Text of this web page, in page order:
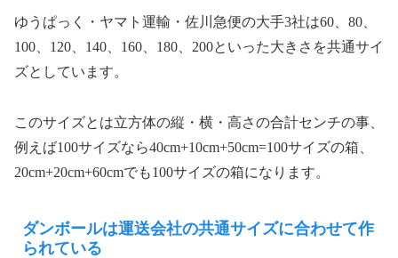
ゆうぱっく・ヤマト運輸・佐川急便の大手3社は60、80、
100、120、140、160、180、200といった大きさを共通サイ
ズとしています。
このサイズとは立方体の縦・横・高さの合計センチの事、
例えば100サイズなら40cm+10cm+50cm=100サイズの箱、
20cm+20cm+60cmでも100サイズの箱になります。
ダンボールは運送会社の共通サイズに合わせて作
られている